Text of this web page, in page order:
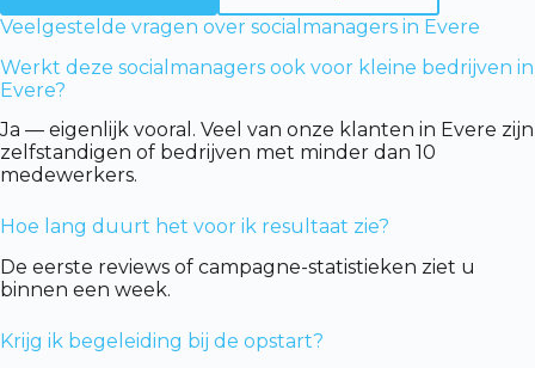
Veelgestelde vragen over socialmanagers in Evere
Werkt deze socialmanagers ook voor kleine bedrijven in
Evere?
Ja — eigenlijk vooral. Veel van onze klanten in Evere zijn
zelfstandigen of bedrijven met minder dan 10
medewerkers.
Hoe lang duurt het voor ik resultaat zie?
De eerste reviews of campagne-statistieken ziet u
binnen een week.
Krijg ik begeleiding bij de opstart?